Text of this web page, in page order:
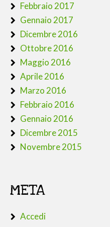
Febbraio 2017
Gennaio 2017
Dicembre 2016
Ottobre 2016
Maggio 2016
Aprile 2016
Marzo 2016
Febbraio 2016
Gennaio 2016
Dicembre 2015
Novembre 2015
META
Accedi